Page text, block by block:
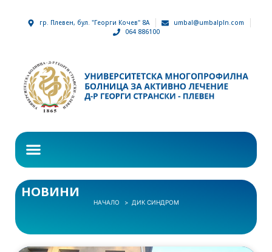
гр. Плевен, бул. "Георги Кочев" 8А
umbal@umbalpln.com
064 886100
НОВИНИ
НАЧАЛО ДИК СИНДРОМ